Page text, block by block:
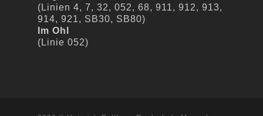
(Linien 4, 7, 32, 052, 68, 911, 912, 913,
914, 921, SB30, SB80)
Im Ohl
(Linie 052)